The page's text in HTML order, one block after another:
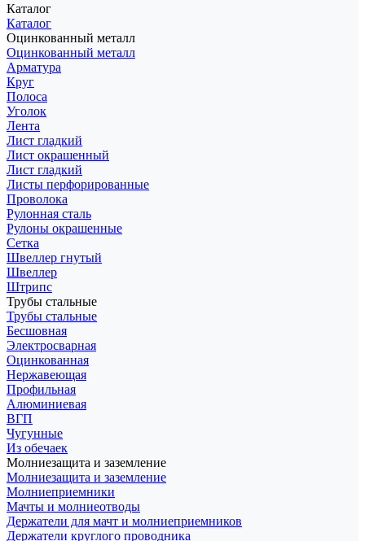
Каталог
Каталог
Оцинкованный металл
Оцинкованный металл
Арматура
Круг
Полоса
Уголок
Лента
Лист гладкий
Лист окрашенный
Лист гладкий
Листы перфорированные
Проволока
Рулонная сталь
Рулоны окрашенные
Сетка
Швеллер гнутый
Швеллер
Штрипс
Трубы стальные
Трубы стальные
Бесшовная
Электросварная
Оцинкованная
Нержавеющая
Профильная
Алюминиевая
ВГП
Чугунные
Из обечаек
Молниезащита и заземление
Молниезащита и заземление
Молниеприемники
Мачты и молниеотводы
Держатели для мачт и молниеприемников
Держатели круглого проводника